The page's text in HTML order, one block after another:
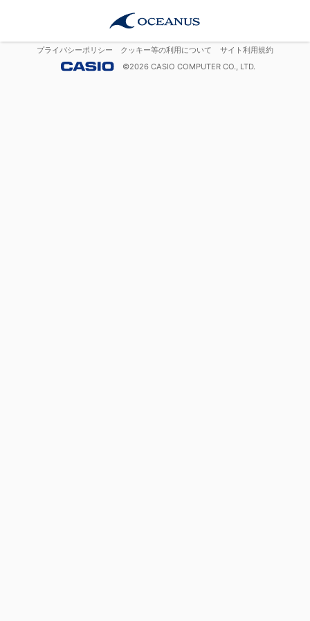
プライバシーポリシー クッキー等の利用について
サイト利用規約
©2026 CASIO COMPUTER CO., LTD.